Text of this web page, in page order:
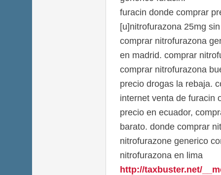
furacin donde comprar
[u]nitrofurazona 25mg
comprar nitrofurazona
en madrid. comprar
comprar nitrofurazona
precio drogas la rebaja.
internet venta de furacin
precio en ecuador,
barato. donde comprar
nitrofurazone generico
nitrofurazona en lima
http://taxbuster.net/